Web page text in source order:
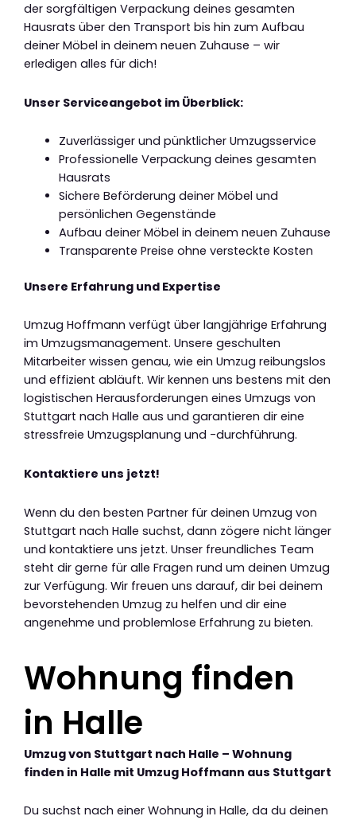
der sorgfältigen Verpackung deines gesamten
Hausrats über den Transport bis hin zum Aufbau
deiner Möbel in deinem neuen Zuhause – wir
erledigen alles für dich!
Unser Serviceangebot im Überblick:
Zuverlässiger und pünktlicher Umzugsservice
Professionelle Verpackung deines gesamten
Hausrats
Sichere Beförderung deiner Möbel und
persönlichen Gegenstände
Aufbau deiner Möbel in deinem neuen Zuhause
Transparente Preise ohne versteckte Kosten
Unsere Erfahrung und Expertise
Umzug Hoffmann verfügt über langjährige Erfahrung
im Umzugsmanagement. Unsere geschulten
Mitarbeiter wissen genau, wie ein Umzug reibungslos
und effizient abläuft. Wir kennen uns bestens mit den
logistischen Herausforderungen eines Umzugs von
Stuttgart nach Halle aus und garantieren dir eine
stressfreie Umzugsplanung und -durchführung.
Kontaktiere uns jetzt!
Wenn du den besten Partner für deinen Umzug von
Stuttgart nach Halle suchst, dann zögere nicht länger
und kontaktiere uns jetzt. Unser freundliches Team
steht dir gerne für alle Fragen rund um deinen Umzug
zur Verfügung. Wir freuen uns darauf, dir bei deinem
bevorstehenden Umzug zu helfen und dir eine
angenehme und problemlose Erfahrung zu bieten.
Wohnung finden
in Halle
Umzug von Stuttgart nach Halle – Wohnung
finden in Halle mit Umzug Hoffmann aus Stuttgart
Du suchst nach einer Wohnung in Halle, da du deinen